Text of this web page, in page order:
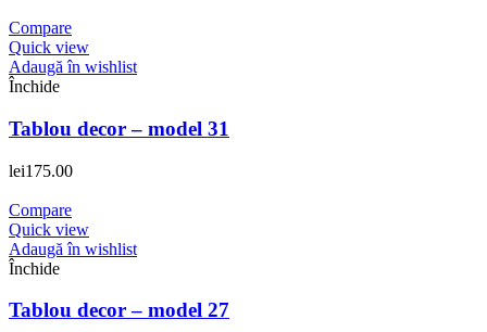
Compare
Quick view
Adaugă în wishlist
Închide
Tablou decor – model 31
lei175.00
Compare
Quick view
Adaugă în wishlist
Închide
Tablou decor – model 27